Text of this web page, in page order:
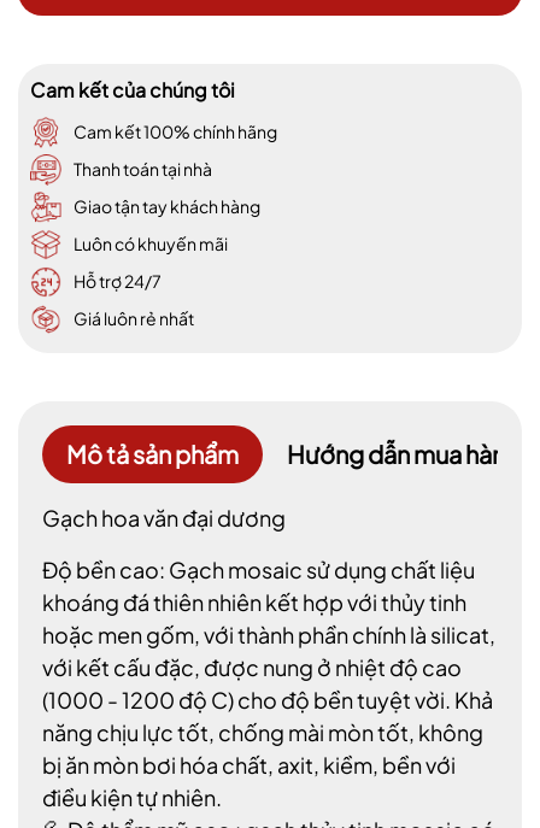
Cam kết của chúng tôi
Cam kết 100% chính hãng
Thanh toán tại nhà
Giao tận tay khách hàng
Luôn có khuyến mãi
Hỗ trợ 24/7
Giá luôn rẻ nhất
Mô tả sản phẩm Hướng dẫn mua hàng
Gạch hoa văn đại dương
Độ bền cao: Gạch mosaic sử dụng chất liệu
khoáng đá thiên nhiên kết hợp với thủy tinh
hoặc men gốm, với thành phần chính là silicat,
với kết cấu đặc, được nung ở nhiệt độ cao
(1000 - 1200 độ C) cho độ bền tuyệt vời. Khả
năng chịu lực tốt, chống mài mòn tốt, không
bị ăn mòn bơi hóa chất, axit, kiềm, bền với
điều kiện tự nhiên.